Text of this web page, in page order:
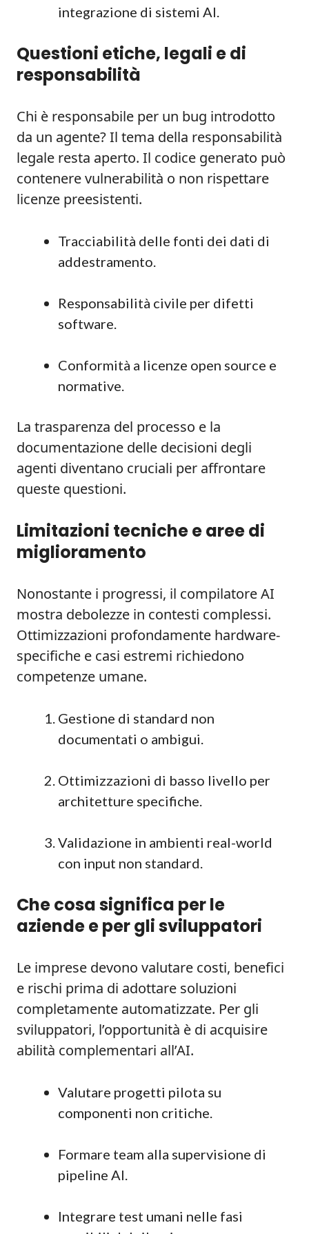
integrazione di sistemi AI.
Questioni etiche, legali e di
responsabilità
Chi è responsabile per un bug introdotto
da un agente? Il tema della responsabilità
legale resta aperto. Il codice generato può
contenere vulnerabilità o non rispettare
licenze preesistenti.
Tracciabilità delle fonti dei dati di
addestramento.
Responsabilità civile per difetti
software.
Conformità a licenze open source e
normative.
La trasparenza del processo e la
documentazione delle decisioni degli
agenti diventano cruciali per affrontare
queste questioni.
Limitazioni tecniche e aree di
miglioramento
Nonostante i progressi, il compilatore AI
mostra debolezze in contesti complessi.
Ottimizzazioni profondamente hardware-
specifiche e casi estremi richiedono
competenze umane.
Gestione di standard non
documentati o ambigui.
Ottimizzazioni di basso livello per
architetture specifiche.
Validazione in ambienti real-world
con input non standard.
Che cosa significa per le
aziende e per gli sviluppatori
Le imprese devono valutare costi, benefici
e rischi prima di adottare soluzioni
completamente automatizzate. Per gli
sviluppatori, l’opportunità è di acquisire
abilità complementari all’AI.
Valutare progetti pilota su
componenti non critiche.
Formare team alla supervisione di
pipeline AI.
Integrare test umani nelle fasi